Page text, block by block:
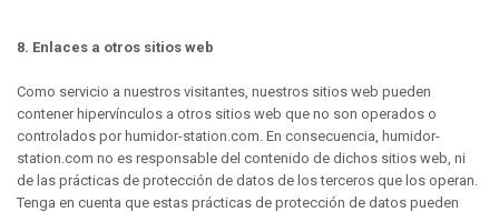
8. Enlaces a otros sitios web
Como servicio a nuestros visitantes, nuestros sitios web pueden
contener hipervínculos a otros sitios web que no son operados o
controlados por humidor-station.com. En consecuencia, humidor-
station.com no es responsable del contenido de dichos sitios web, ni
de las prácticas de protección de datos de los terceros que los operan.
Tenga en cuenta que estas prácticas de protección de datos pueden